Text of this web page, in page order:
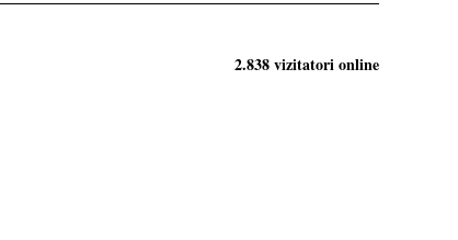
2.838 vizitatori online